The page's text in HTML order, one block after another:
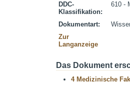
DDC-
Klassifikation:
610 -
Dokumentart:
Zur
Langanzeige
Das Dokument
4 Medizinische